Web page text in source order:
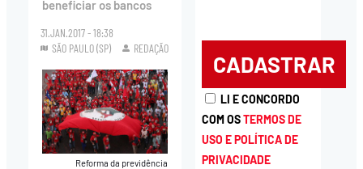
beneficiar os bancos
31.JAN.2017 - 18:38
SÃO PAULO (SP)
REDAÇÃO
Reforma da previdência
LI E CONCORDO
COM OSTERMOS DE
USO E POLÍTICA DE
PRIVACIDADE